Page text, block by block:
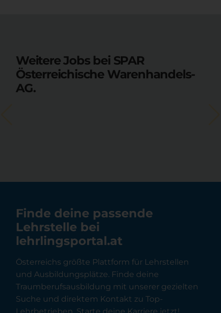
Weitere Jobs bei SPAR
Österreichische Warenhandels-
AG.
Finde deine passende
Lehrstelle bei
lehrlingsportal.at
Österreichs größte Plattform für Lehrstellen
und Ausbildungsplätze. Finde deine
Traumberufsausbildung mit unserer gezielten
Suche und direktem Kontakt zu Top-